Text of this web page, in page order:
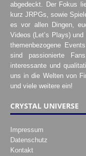
abgedeckt. Der Fokus
kurz JRPGs, sowie
es vor allen Dingen,
Videos (Let’s Plays)
themenbezogene
sind passionierte
interessante und
uns in die Welten von
und viele weitere ein!
CRYSTAL UNIVERSE
Impressum
Datenschutz
Kontakt